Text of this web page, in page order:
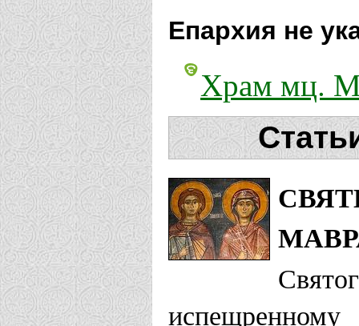
Епархия не
Храм мц.